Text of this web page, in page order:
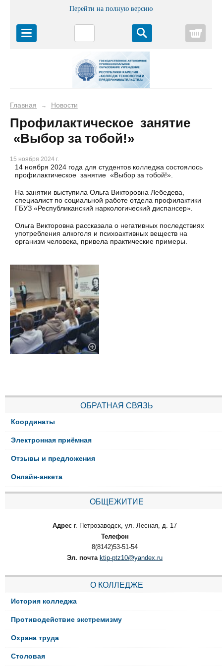
Перейти на полную версию
Главная → Новости
Профилактическое занятие
«Выбор за тобой!»
15 ноября 2024 г.
14 ноября 2024 года для студентов колледжа состоялось
профилактическое занятие «Выбор за тобой!».
На занятии выступила Ольга Викторовна Лебедева,
специалист по социальной работе отдела профилактики
ГБУЗ «Республиканский наркологический диспансер».
Ольга Викторовна рассказала о негативных последствиях
употребления алкоголя и психоактивных веществ на
организм человека, привела практические примеры.
ОБРАТНАЯ СВЯЗЬ
Координаты
Электронная приёмная
Отзывы и предложения
Онлайн-анкета
ОБЩЕЖИТИЕ
Адрес г. Петрозаводск, ул. Лесная, д. 17
Телефон
8(8142)53-51-54
Эл. почта ktip-ptz10@yandex.ru
О КОЛЛЕДЖЕ
История колледжа
Противодействие экстремизму
Охрана труда
Столовая